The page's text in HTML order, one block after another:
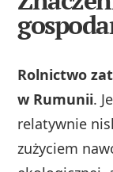
Rolnictwo
w Rumunii.
relatywnie
zużyciem